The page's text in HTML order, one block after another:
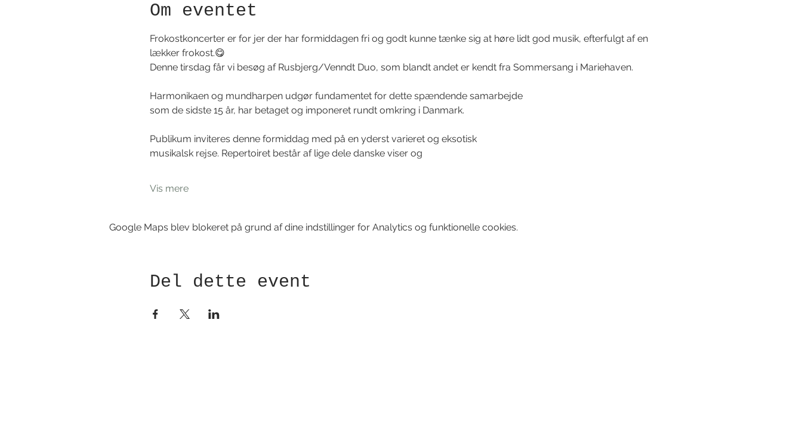
Om eventet
Frokostkoncerter er for jer der har formiddagen fri og godt kunne tænke sig at høre lidt god musik, efterfulgt af en
lækker frokost.😋
Denne tirsdag får vi besøg af Rusbjerg/Venndt Duo, som blandt andet er kendt fra Sommersang i Mariehaven.
Harmonikaen og mundharpen udgør fundamentet for dette spændende samarbejde
som de sidste 15 år, har betaget og imponeret rundt omkring i Danmark.
Publikum inviteres denne formiddag med på en yderst varieret og eksotisk
musikalsk rejse. Repertoiret består af lige dele danske viser og
Vis mere
Google Maps blev blokeret på grund af dine indstillinger for Analytics og funktionelle cookies.
Del dette event